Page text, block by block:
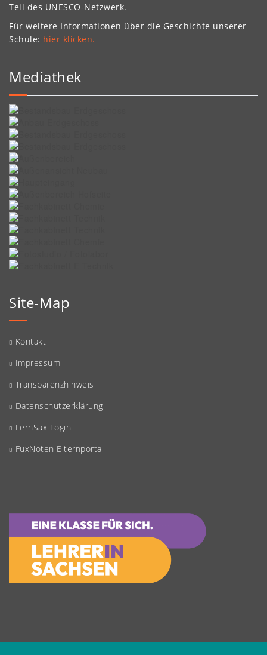
Teil des UNESCO-Netzwerk.
Für weitere Informationen über die Geschichte unserer
Schule: hier klicken.
Mediathek
Site-Map
Kontakt
Impressum
Transparenzhinweis
Datenschutzerklärung
LernSax Login
FuxNoten Elternportal